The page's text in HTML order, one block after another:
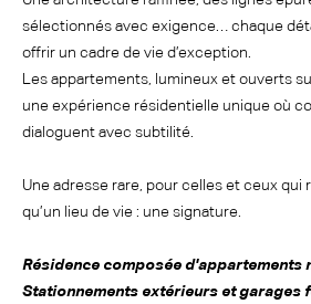
sélectionnés avec exigence… chaque
offrir un cadre de vie d’exception.
Les appartements, lumineux et ouverts
une expérience résidentielle unique où
dialoguent avec subtilité.
Une adresse rare, pour celles et ceux
qu’un lieu de vie : une signature.
Résidence composée d'appartements
Stationnements extérieurs et garages